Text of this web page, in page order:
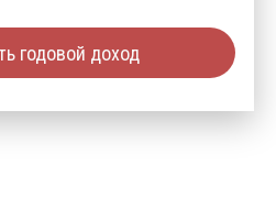
годовой доход